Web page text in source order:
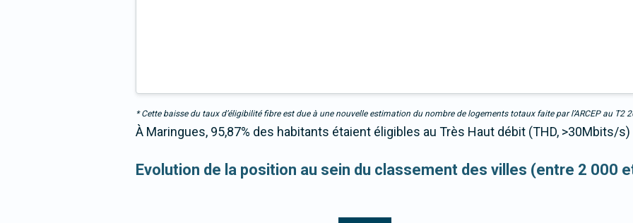
* Cette baisse du taux d’éligibilité fibre est due à une nouvelle estimation du nombre de logements totaux faite par l’ARCEP au T2
À Maringues, 95,87% des habitants étaient éligibles au Très Haut débit (THD, >30Mbits/
Evolution de la position au sein du classement des villes (entre 2 000